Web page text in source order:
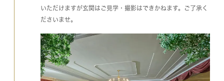
いただけますが玄関はご見学・撮影はできかねます。ご了承く
ださいませ。